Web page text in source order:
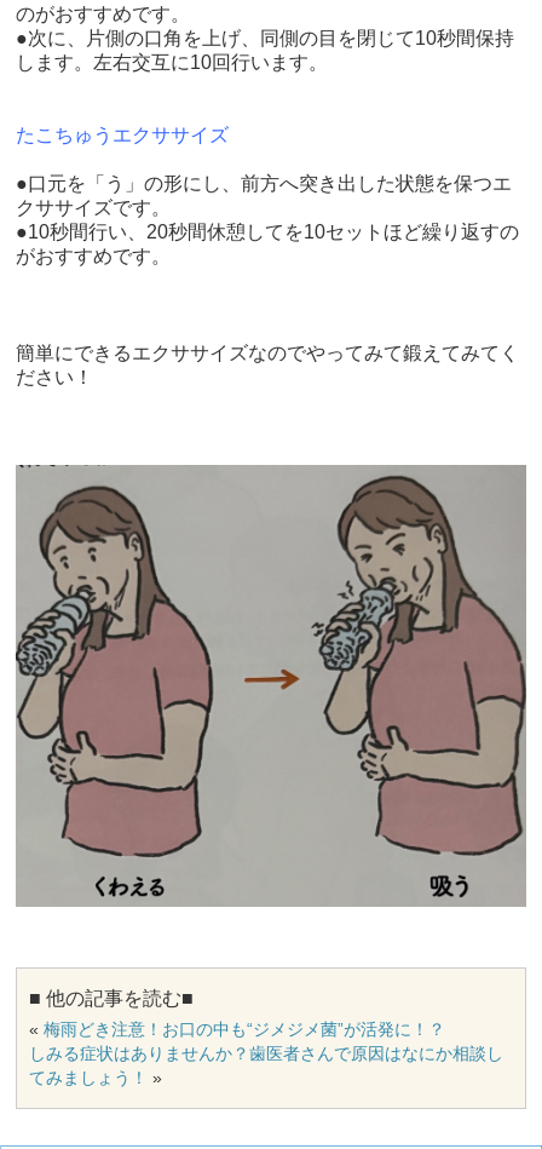
のがおすすめです。
●次に、片側の口角を上げ、同側の目を閉じて10秒間保持
します。左右交互に10回行います。
たこちゅうエクササイズ
●口元を「う」の形にし、前方へ突き出した状態を保つエ
クササイズです。
●10秒間行い、20秒間休憩してを10セットほど繰り返すの
がおすすめです。
簡単にできるエクササイズなのでやってみて鍛えてみてく
ださい！
■ 他の記事を読む■
«梅雨どき注意！お口の中も“ジメジメ菌”が活発に！？
しみる症状はありませんか？歯医者さんで原因はなにか相談し
てみましょう！
»